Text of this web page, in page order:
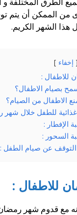
من الممكن أن يتم
الشهر الكريم.
إخفاء
للاطفال :
بصيام الاطفال؟
الاطفال من الصيام؟
للطفل خلال شهر
الإفطار :
السحور :
التوقف عن صيام الطفل :
للاطفال :
مع قدوم شهر رمضان